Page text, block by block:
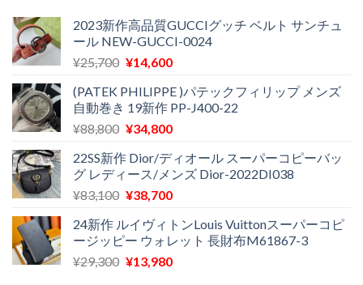
¥29,300
で
し
は
¥11,500
で
2023新作高品質GUCCIグッチ ベルト サンチュ
ール NEW-GUCCI-0024
¥25,700 元
価
格
は
で
し
た。
¥14,600現
の
価
格
¥14,600
で
す。
(PATEK PHILIPPE )パテックフィリップ メンズ
自動巻き 19新作 PP-J400-22
¥88,800 元
価
格
は
で
し
た。
¥34,800現
の
価
格
¥34,800
で
す。
22SS新作 Dior/ディオール スーパーコピーバッ
グ レディース/メンズ Dior-2022DI038
¥83,100 元
価
格
は
¥38,700現
の
価
格
24新作 ルイヴィトンLouis Vuittonスーパーコピ
ージッピー ウォレット 長財布M61867-3
¥29,300 元
¥13,980現